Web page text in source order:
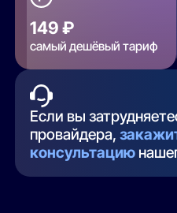
149 ₽
самый дешёвый тариф
Если вы
провайдера,
консультацию